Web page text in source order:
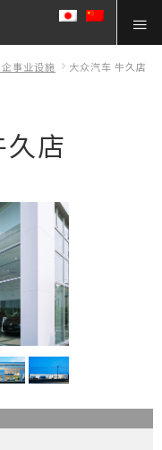
事业设施 大众汽车 牛久店
店